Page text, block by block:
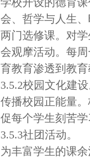
学校开设的德育
会、哲学与人生
两门选修课。对
会观摩活动。每
育教育渗透到教
3.5.2校园文化建
传播校园正能量
促每个学生刻苦
3.5.3社团活动。
为丰富学生的课